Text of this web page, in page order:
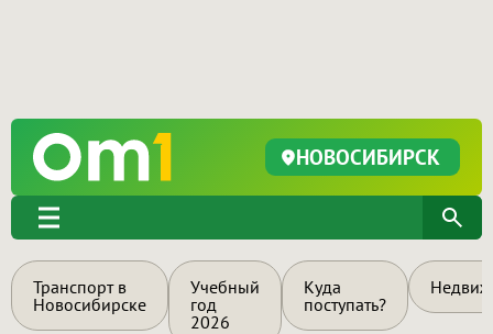
НОВОСИБИРСК
Транспорт в
Новосибирске
Учебный
год
2026
Куда
поступать?